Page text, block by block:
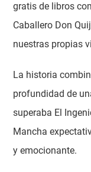
gratis de libros
Caballero Don
nuestras propias
La historia
profundidad de
superaba El
Mancha
y emocionante.